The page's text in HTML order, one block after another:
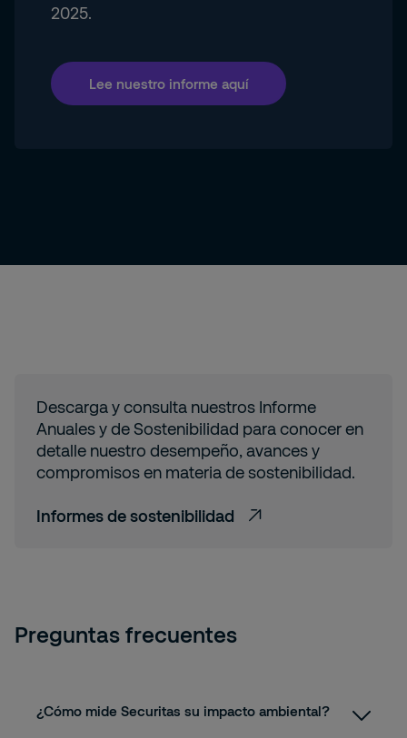
2025.
Lee nuestro informe aquí
Descarga y consulta nuestros Informe
Anuales y de Sostenibilidad para conocer en
detalle nuestro desempeño, avances y
compromisos en materia de sostenibilidad.
Informes de sostenibilidad
Preguntas frecuentes
¿Cómo mide Securitas su impacto ambiental?